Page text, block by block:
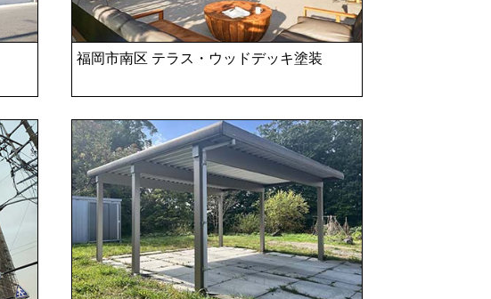
福岡市南区 テラス・ウッドデッキ塗装